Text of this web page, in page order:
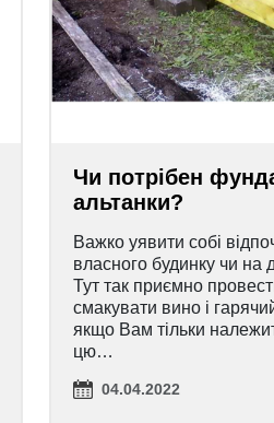
Чи потрібен
альтанки?
Важко уявити собі
власного будинку чи на
Тут так приємно
смакувати вино і
якщо Вам тільки
цю…
04.04.2022